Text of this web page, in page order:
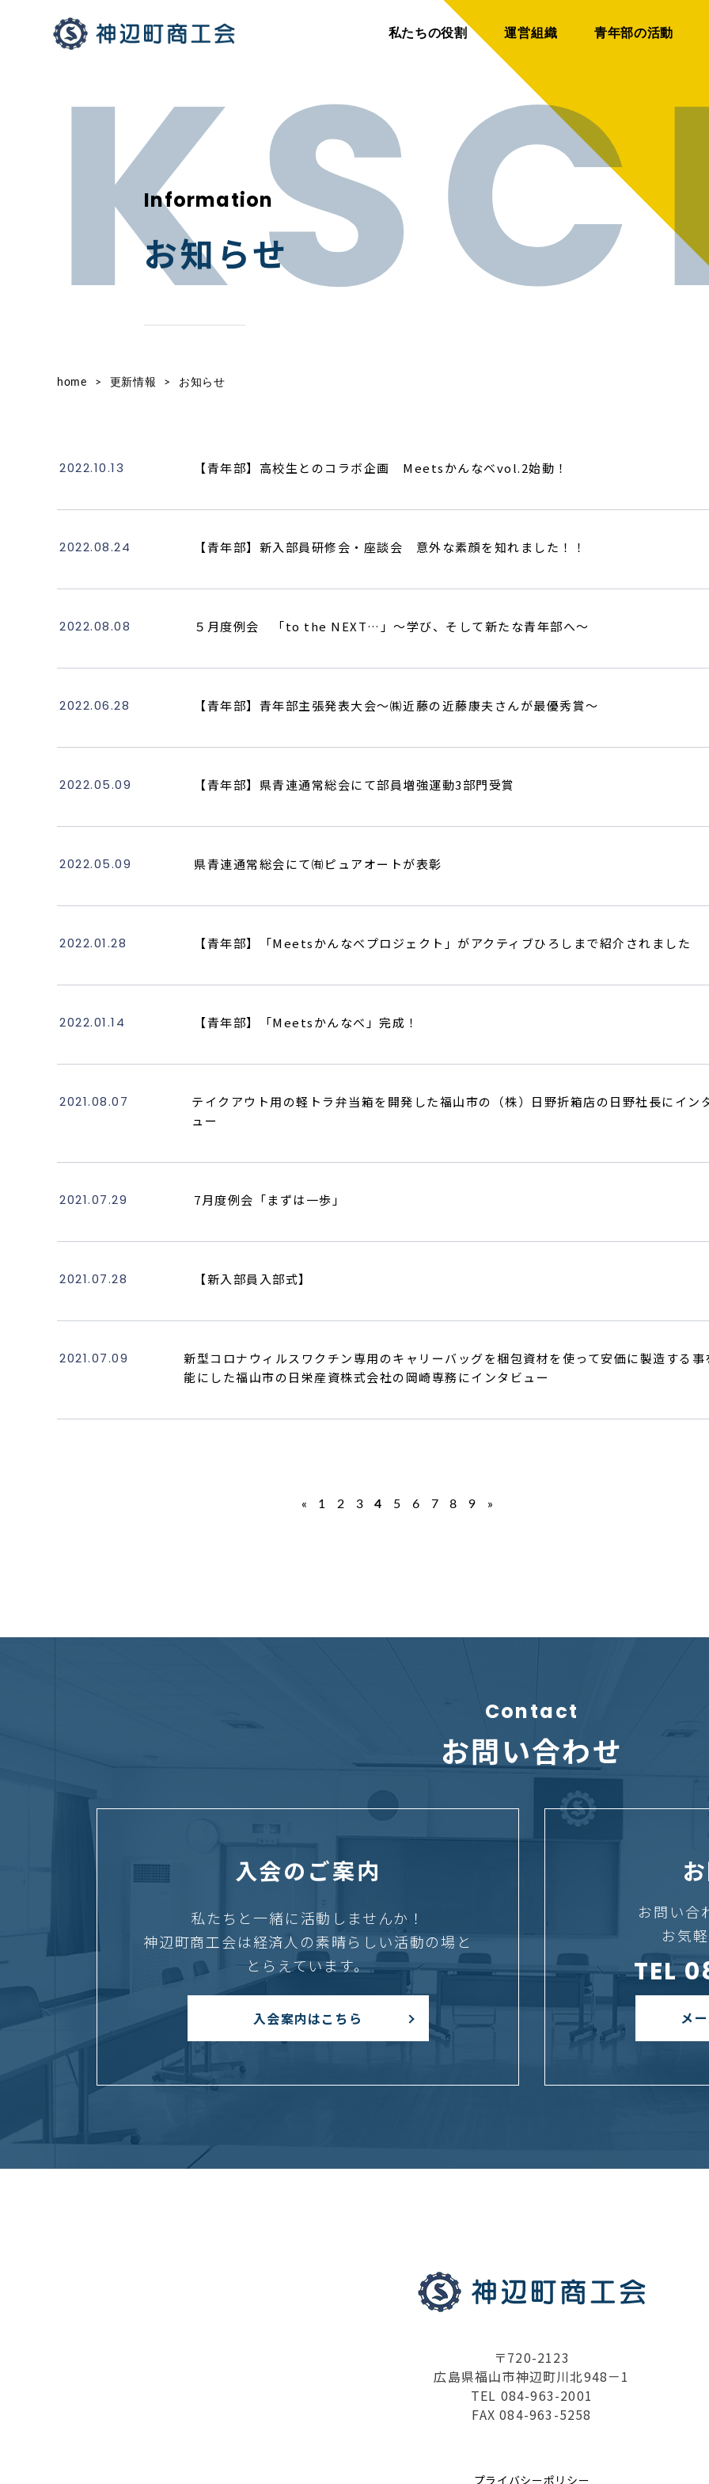
私たちの役割 運営組織 青年部の活動
Information
お知らせ
home > 更新情報 > お知らせ
2022.10.13 【青年部】高校生とのコラボ企画 Meetsかんなべvol.2始動！
2022.08.24 【青年部】新入部員研修会・座談会 意外な素顔を知れました！！
2022.08.08 ５月度例会 「to the NEXT…」〜学び、そして新たな青年部へ〜
2022.06.28 【青年部】青年部主張発表大会～㈱近藤の近藤康夫さんが最優秀賞～
2022.05.09 【青年部】県青連通常総会にて部員増強運動3部門受賞
2022.05.09 県青連通常総会にて㈲ピュアオートが表彰
2022.01.28 【青年部】「Meetsかんなべプロジェクト」がアクティブひろしまで紹介されました
2022.01.14 【青年部】「Meetsかんなべ」完成！
2021.08.07
テイクアウト用の軽トラ弁当箱を開発した福山市の（株）日野折箱店の日野社長にイン
ュー
2021.07.29 7月度例会「まずは一歩」
2021.07.28 【新入部員入部式】
2021.07.09
新型コロナウィルスワクチン専用のキャリーバッグを梱包資材を使って安価に製造する事
能にした福山市の日栄産資株式会社の岡崎専務にインタビュー
« 1 2 3 4 5 6 7 8 9 »
Contact
お問い合わせ
入会のご案内
私たちと一緒に活動しませんか！
神辺町商工会は経済人の素晴らしい活動の場と
とらえています。
入会案内はこちら
お問い合
お気
TEL
メ
〒720-2123
広島県福山市神辺町川北948－1
TEL 084-963-2001
FAX 084-963-5258
プライバシーポリシー